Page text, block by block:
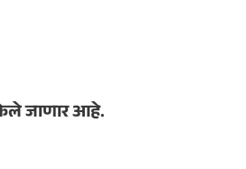
केले जाणार आहे.